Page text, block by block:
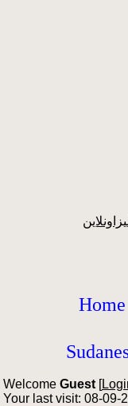
Home
Welcome Guest [
Your last visit: 08-09-